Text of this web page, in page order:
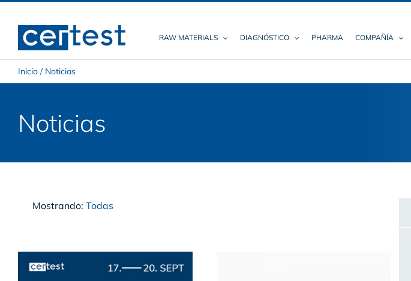
content
RAW MATERIALS DIAGNÓSTICO PHARMA COMPAÑÍA
Inicio/ Noticias
Noticias
Mostrando:Todas